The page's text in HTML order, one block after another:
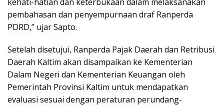
pembahasan dan penyempurnaan draf Ranperda
PDRD,” ujar Sapto.
Setelah disetujui, Ranperda Pajak Daerah dan Retribusi
Daerah Kaltim akan disampaikan ke Kementerian
Dalam Negeri dan Kementerian Keuangan oleh
Pemerintah Provinsi Kaltim untuk mendapatkan
evaluasi sesuai dengan peraturan perundang-